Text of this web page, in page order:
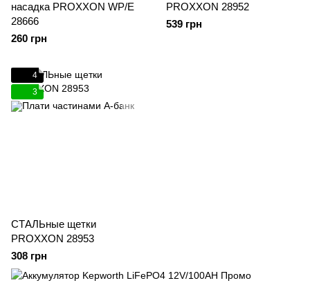
насадка PROXXON WP/E
28666
260 грн
PROXXON 28952
539 грн
4
3
СТАЛЬные щетки
PROXXON 28953
308 грн